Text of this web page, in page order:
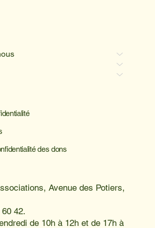
des dons
Avenue des Potiers,
42.
de 10h à 12h et de 17h à